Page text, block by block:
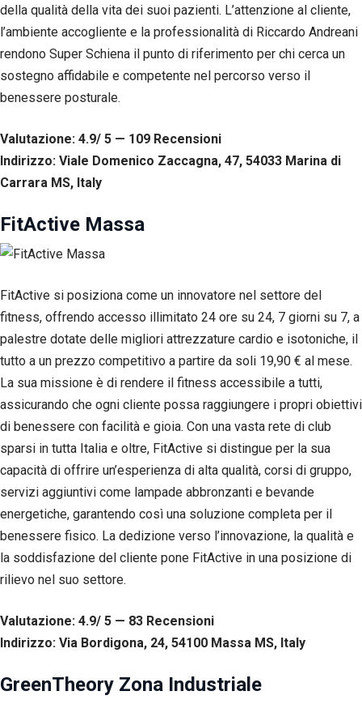
della qualità della vita dei suoi pazienti. L’attenzione al cliente,
l’ambiente accogliente e la professionalità di Riccardo Andreani
rendono Super Schiena il punto di riferimento per chi cerca un
sostegno affidabile e competente nel percorso verso il
benessere posturale.
Valutazione: 4.9/ 5 — 109 Recensioni
Indirizzo: Viale Domenico Zaccagna, 47, 54033 Marina di
Carrara MS, Italy
FitActive Massa
FitActive si posiziona come un innovatore nel settore del
fitness, offrendo accesso illimitato 24 ore su 24, 7 giorni su 7, a
palestre dotate delle migliori attrezzature cardio e isotoniche, il
tutto a un prezzo competitivo a partire da soli 19,90 € al mese.
La sua missione è di rendere il fitness accessibile a tutti,
assicurando che ogni cliente possa raggiungere i propri obiettivi
di benessere con facilità e gioia. Con una vasta rete di club
sparsi in tutta Italia e oltre, FitActive si distingue per la sua
capacità di offrire un’esperienza di alta qualità, corsi di gruppo,
servizi aggiuntivi come lampade abbronzanti e bevande
energetiche, garantendo così una soluzione completa per il
benessere fisico. La dedizione verso l’innovazione, la qualità e
la soddisfazione del cliente pone FitActive in una posizione di
rilievo nel suo settore.
Valutazione: 4.9/ 5 — 83 Recensioni
Indirizzo: Via Bordigona, 24, 54100 Massa MS, Italy
GreenTheory Zona Industriale